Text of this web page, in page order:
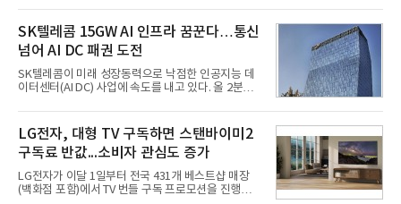
분야를
라 투자에 나서는 것과 달리, 카카오는 ‘카카오톡’이
라는 플랫폼 경쟁력을 활용한 AI 에이전트 서비스에
집중하는 전략이다. 과거 무리한 사업 확장 과정에서
겪었던 시행착오를 되풀이하지 않고 핵심 역량에 집
중하겠다는 취지로 풀이된다.7일 업계에 따르면 카카
오는 올해 2분기 연결 기준 매출 2조985억원, 영업이
익 2770억원을 기록했다. 전년 동기 대비 매출과 영업
은 4884억
SK텔레콤 15GW AI 인프라 꿈꾼다…통신
넘어 AI DC 패권 도전
SK텔레콤이 미래 성장동력으로 낙점한 인공지능 데
이터센터(AI DC) 사업에 속도를 내고 있다. 올 2분기
는 2035년까지 총 15GW(기가와트) 규모의 AI DC를
구축하겠다는 대형 청사진을 제시하면서다. 이에 따
라 경쟁 구도 역시 이동통신사인 KT, LG유플러스를
넘어 네이버, 삼성SDS 등 IT 인프라 기업으로 확장되
고 있다.7일 SK텔레콤에 따르면 회사는 올해 2분기
연결 기준 매출 4조 3591억원, 영업이익 5660억원을
기록했다. 매출은 전년 동기 대비 0.5%, 영업이익은
LG전자, 대형 TV 구독하면 스탠바이미2
구독료 반값...소비자 관심도 증가
LG전자가 이달 1일부터 전국 431개 베스트샵 매장
(백화점 포함)에서 TV 번들 구독 프로모션을 진행하고